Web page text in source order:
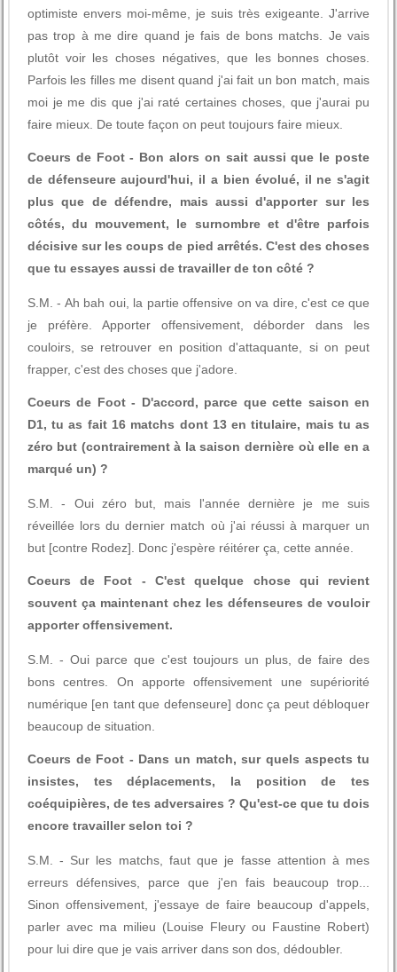
optimiste envers moi-même, je suis très exigeante. J'arrive
pas trop à me dire quand je fais de bons matchs. Je vais
plutôt voir les choses négatives, que les bonnes choses.
Parfois les filles me disent quand j'ai fait un bon match, mais
moi je me dis que j'ai raté certaines choses, que j'aurai pu
faire mieux. De toute façon on peut toujours faire mieux.
Coeurs de Foot - Bon alors on sait aussi que le poste
de défenseure aujourd'hui, il a bien évolué, il ne s'agit
plus que de défendre, mais aussi d'apporter sur les
côtés, du mouvement, le surnombre et d'être parfois
décisive sur les coups de pied arrêtés. C'est des choses
que tu essayes aussi de travailler de ton côté ?
S.M. - Ah bah oui, la partie offensive on va dire, c'est ce que
je préfère. Apporter offensivement, déborder dans les
couloirs, se retrouver en position d'attaquante, si on peut
frapper, c'est des choses que j'adore.
Coeurs de Foot - D'accord, parce que cette saison en
D1, tu as fait 16 matchs dont 13 en titulaire, mais tu as
zéro but (contrairement à la saison dernière où elle en a
marqué un) ?
S.M. - Oui zéro but, mais l'année dernière je me suis
réveillée lors du dernier match où j'ai réussi à marquer un
but [contre Rodez]. Donc j'espère réitérer ça, cette année.
Coeurs de Foot - C'est quelque chose qui revient
souvent ça maintenant chez les défenseures de vouloir
apporter offensivement.
S.M. - Oui parce que c'est toujours un plus, de faire des
bons centres. On apporte offensivement une supériorité
numérique [en tant que defenseure] donc ça peut débloquer
beaucoup de situation.
Coeurs de Foot - Dans un match, sur quels aspects tu
insistes, tes déplacements, la position de tes
coéquipières, de tes adversaires ? Qu'est-ce que tu dois
encore travailler selon toi ?
S.M. - Sur les matchs, faut que je fasse attention à mes
erreurs défensives, parce que j'en fais beaucoup trop...
Sinon offensivement, j'essaye de faire beaucoup d'appels,
parler avec ma milieu (Louise Fleury ou Faustine Robert)
pour lui dire que je vais arriver dans son dos, dédoubler.